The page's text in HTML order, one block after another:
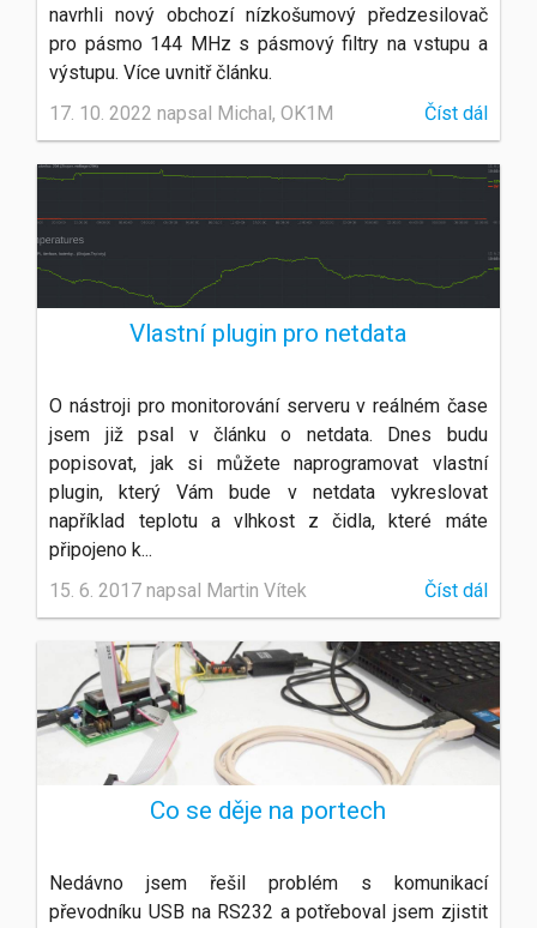
navrhli nový obchozí nízkošumový předzesilovač
pro pásmo 144 MHz s pásmový filtry na vstupu a
výstupu. Více uvnitř článku.
17. 10. 2022 napsal Michal, OK1M
Číst dál
Vlastní plugin pro netdata
O nástroji pro monitorování serveru v reálném čase
jsem již psal v článku o netdata. Dnes budu
popisovat, jak si můžete naprogramovat vlastní
plugin, který Vám bude v netdata vykreslovat
například teplotu a vlhkost z čidla, které máte
připojeno k...
15. 6. 2017 napsal Martin Vítek
Číst dál
Co se děje na portech
Nedávno jsem řešil problém s komunikací
převodníku USB na RS232 a potřeboval jsem zjistit